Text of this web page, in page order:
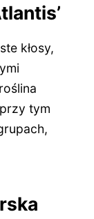
kłosy,
tym